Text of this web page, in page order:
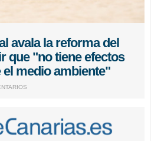
avala la reforma del
que "no tiene efectos
medio ambiente"